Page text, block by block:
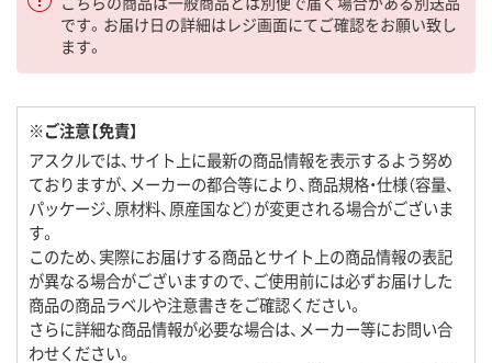
です。お届け日の詳細はレジ画面にてご確認をお願い致し
ます。
※ご注意【免責】
アスクルでは、サイト上に最新の商品情報を表示するよう努め
ておりますが、メーカーの都合等により、商品規格・仕様（容量、
パッケージ、原材料、原産国など）が変更される場合がございま
す。
このため、実際にお届けする商品とサイト上の商品情報の表記
が異なる場合がございますので、ご使用前には必ずお届けした
商品の商品ラベルや注意書きをご確認ください。
さらに詳細な商品情報が必要な場合は、メーカー等にお問い合
わせください。